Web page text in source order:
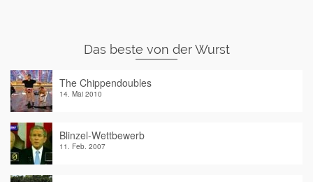
Das beste von der Wurst
The Chippendoubles
14. Mai 2010
Blinzel-Wettbewerb
11. Feb. 2007